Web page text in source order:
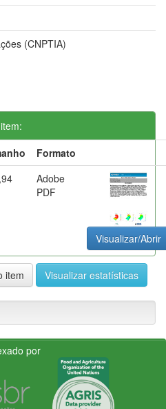
(CNPTIA)
Formato
Adobe
PDF
Visualizar/Abrir
item Visualizar estatísticas
por